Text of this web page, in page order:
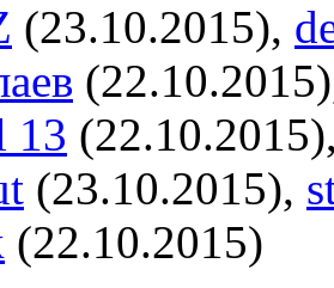
(23.10.2015),
13
(23.10.2015),
(22.10.2015)